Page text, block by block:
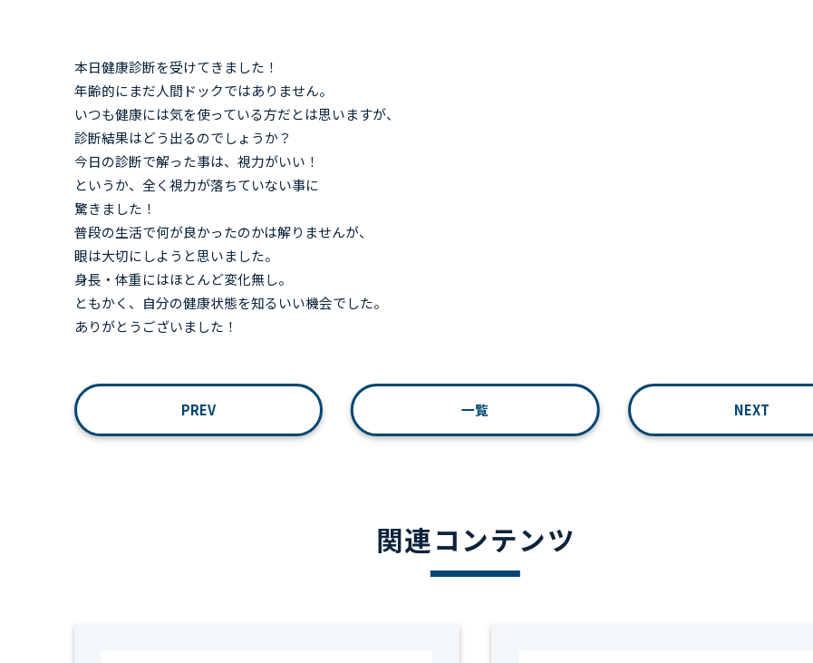
本日健康診断を受けてきました！
年齢的にまだ人間ドックではありません。
いつも健康には気を使っている方だとは思いますが、
診断結果はどう出るのでしょうか？
今日の診断で解った事は、視力がいい！
というか、全く視力が落ちていない事に
驚きました！
普段の生活で何が良かったのかは解りませんが、
眼は大切にしようと思いました。
身長・体重にはほとんど変化無し。
ともかく、自分の健康状態を知るいい機会でした。
ありがとうございました！
PREV 一覧 NEXT
関連コンテンツ